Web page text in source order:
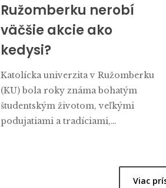
Ružomberku nerobí
väčšie akcie ako
kedysi?
Katolícka univerzita v Ružomberku
(KU) bola roky známa bohatým
študentským životom, veľkými
podujatiami a tradíciami,…
Viac